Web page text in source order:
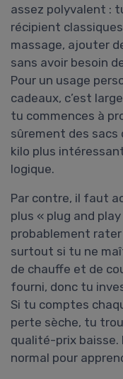
assez polyvalent :
récipient
massage, ajouter
sans avoir besoin
Pour un usage
cadeaux, c’est
tu commences à
sûrement des sacs
kilo plus
logique.
Par contre, il faut
plus « plug and
probablement
surtout si tu ne
de chauffe et de
fourni, donc tu
Si tu comptes
perte sèche, tu
qualité-prix baisse.
normal pour